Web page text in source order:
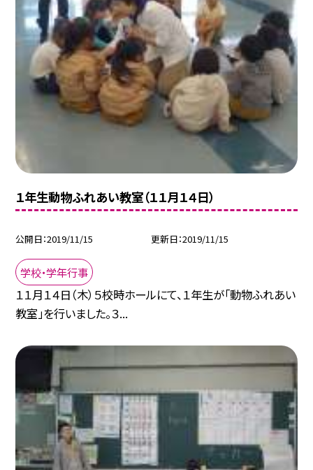
１年生動物ふれあい教室（１１月１４日）
公開日 2019/11/15 更新日 2019/11/15
学校・学年行事
１１月１４日（木）５校時ホールにて、１年生が「動物ふれあい
教室」を行いました。３...